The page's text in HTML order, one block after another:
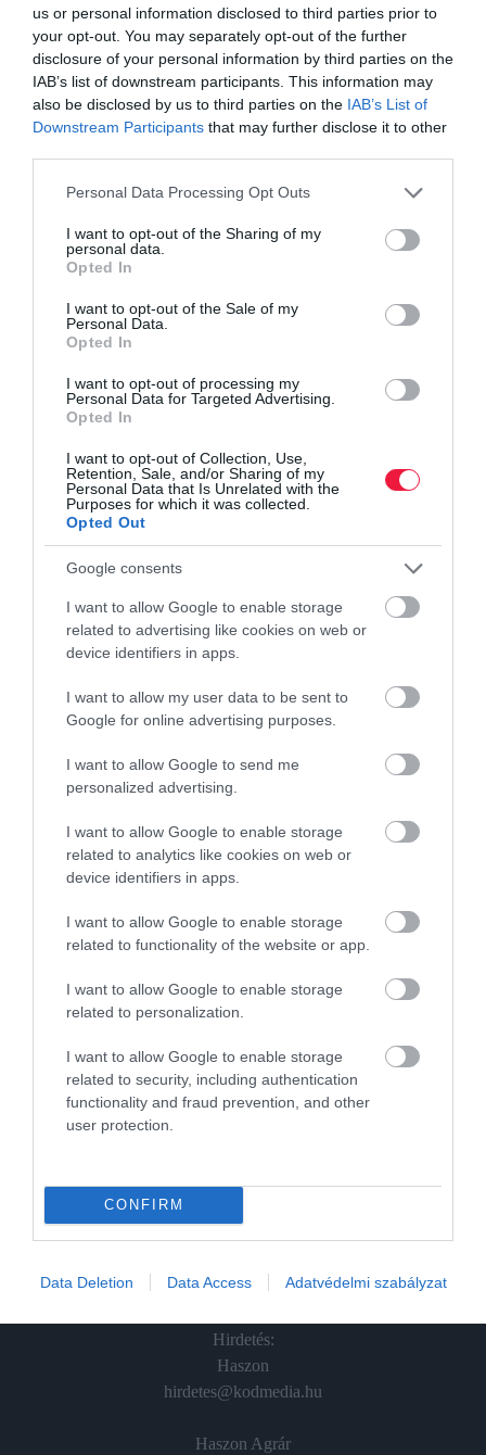
us or personal information disclosed to third parties prior to
your opt-out. You may separately opt-out of the further
disclosure of your personal information by third parties on the
IAB’s list of downstream participants. This information may
also be disclosed by us to third parties on the IAB’s List of
Downstream Participants that may further disclose it to other
Please note that this website/app uses one or more Google
not limited to your visit or usage behaviour. You may click to
grant or deny consent to Google and its third-party tags to
use your data for below specified purposes in below Google
consent section.
Personal Data Processing Opt Outs
I want to opt-out of the Sharing of my
personal data.
Opted In
I want to opt-out of the Sale of my
Personal Data.
Opted In
I want to opt-out of processing my
Personal Data for Targeted Advertising.
Opted In
I want to opt-out of Collection, Use,
Retention, Sale, and/or Sharing of my
Personal Data that Is Unrelated with the
Purposes for which it was collected.
Opted Out
Google consents
I want to allow Google to enable storage
related to advertising like cookies on web or
device identifiers in apps.
I want to allow my user data to be sent to
Google for online advertising purposes.
I want to allow Google to send me
personalized advertising.
I want to allow Google to enable storage
related to analytics like cookies on web or
device identifiers in apps.
I want to allow Google to enable storage
related to functionality of the website or app.
I want to allow Google to enable storage
related to personalization.
I want to allow Google to enable storage
related to security, including authentication
functionality and fraud prevention, and other
user protection.
CONFIRM
Data Deletion Data Access Adatvédelmi szabályzat
NYUGDÍJ
Ennyi pénzt kapott februárban a magyar
Februárban akadt olyan nyugdíjas, akinek a bankszámlájára 9
ROVATOK
Pénz
Piacok
Magazin-előfizetés
Vince
ÉRTÉKESÍTÉS
Hirdetés:
Haszon
hirdetes@kodmedia.hu
Haszon Agrár